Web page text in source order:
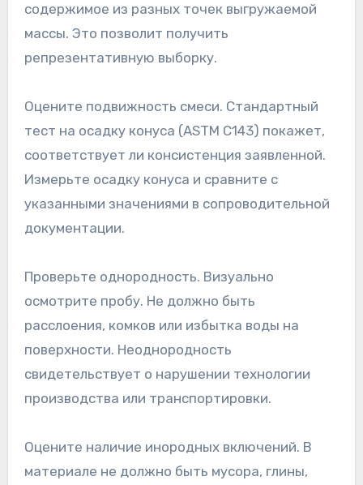
содержимое из разных точек выгружаемой
массы. Это позволит получить
репрезентативную выборку.
Оцените подвижность смеси. Стандартный
тест на осадку конуса (ASTM C143) покажет,
соответствует ли консистенция заявленной.
Измерьте осадку конуса и сравните с
указанными значениями в сопроводительной
документации.
Проверьте однородность. Визуально
осмотрите пробу. Не должно быть
расслоения, комков или избытка воды на
поверхности. Неоднородность
свидетельствует о нарушении технологии
производства или транспортировки.
Оцените наличие инородных включений. В
материале не должно быть мусора, глины,